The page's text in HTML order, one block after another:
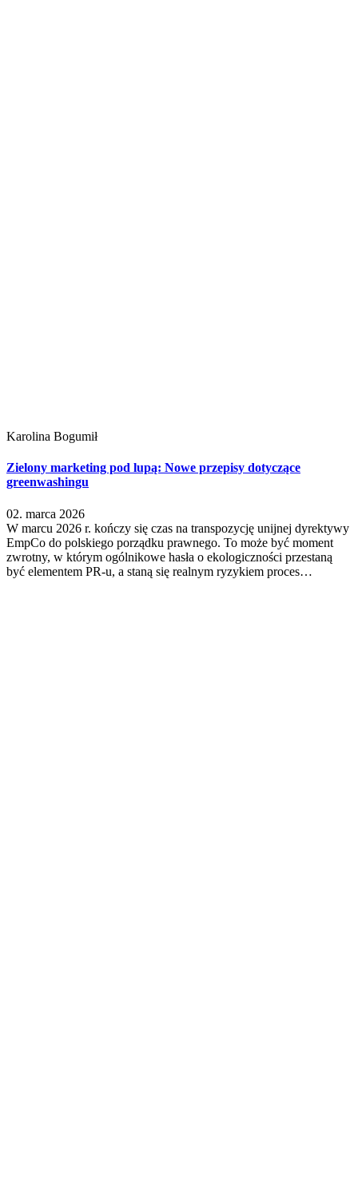
Karolina Bogumił
Zielony marketing pod lupą: Nowe przepisy dotyczące
greenwashingu
02. marca 2026
W marcu 2026 r. kończy się czas na transpozycję unijnej dyrektywy
EmpCo do polskiego porządku prawnego. To może być moment
zwrotny, w którym ogólnikowe hasła o ekologiczności przestaną
być elementem PR-u, a staną się realnym ryzykiem proces…